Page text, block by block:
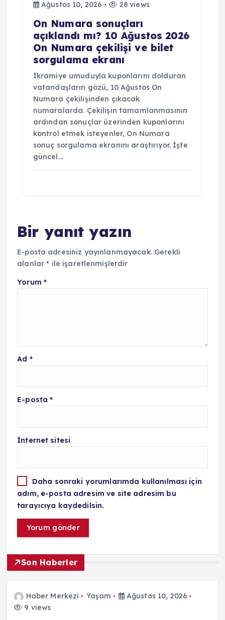
Ağustos 10, 2026 28 views
On Numara sonuçları
açıklandı mı? 10 Ağustos 2026
On Numara çekilişi ve bilet
sorgulama ekranı
İkramiye umuduyla kuponlarını dolduran
vatandaşların gözü, 10 Ağustos On
Numara çekilişinden çıkacak
numaralarda. Çekilişin tamamlanmasının
ardından sonuçlar üzerinden kuponlarını
kontrol etmek isteyenler, On Numara
sonuç sorgulama ekranını araştırıyor. İşte
güncel…
Bir yanıt yazın
E-posta adresiniz yayınlanmayacak. Gerekli
alanlar* ile işaretlenmişlerdir
Yorum *
Ad *
E-posta*
İnternet sitesi
Daha sonraki yorumlarımda kullanılması için
adım, e-posta adresim ve site adresim bu
tarayıcıya kaydedilsin.
Son Haberler
Haber Merkezi Yaşam
Ağustos 10, 2026
9 views